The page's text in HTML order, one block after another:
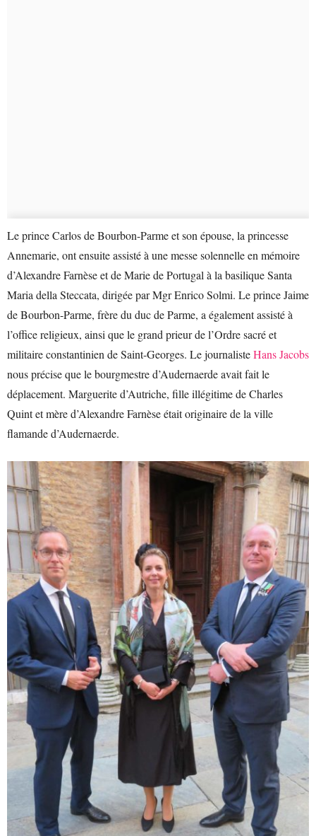
Le prince Carlos de Bourbon-Parme et son épouse, la princesse
Annemarie, ont ensuite assisté à une messe solennelle en mémoire
d’Alexandre Farnèse et de Marie de Portugal à la basiliqueSanta
Maria della Steccata, dirigée par Mgr Enrico Solmi. Le prince Jaime
de Bourbon-Parme, frère du duc de Parme, a également assisté à
l’office religieux, ainsi que le grand prieur de l’Ordre sacré et
militaire constantinien de Saint-Georges. Le journalisteHans Jacobs
nous précise que le bourgmestre d’Audernaerde avait fait le
déplacement. Marguerite d’Autriche, fille illégitime de Charles
Quint et mère d’Alexandre Farnèse était originaire de la ville
flamande d’Audernaerde.